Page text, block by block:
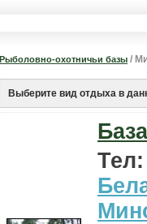
Рыболовно-охотничьи базы /
Выберите вид отдыха в